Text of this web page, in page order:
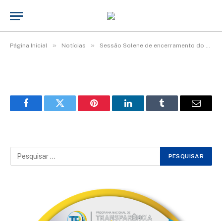
Página Inicial » Notícias » Sessão Solene de encerramento do 4º período Legislativo da 19ª Legislatura
Img15_600x400
FacebookTwitter Pinterest LinkedInTumblr Email